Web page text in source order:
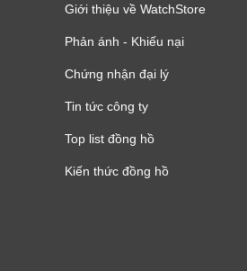
Giới thiệu về WatchStore
Phản ánh - Khiếu nại
Chứng nhận đại lý
Tin tức công ty
Top list đồng hồ
Kiến thức đồng hồ